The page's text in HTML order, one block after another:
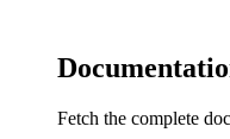
Fetch the complete